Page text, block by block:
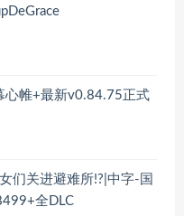
心帷+最新v0.84.75正式
们关进避难所!?|中字-国
全DLC